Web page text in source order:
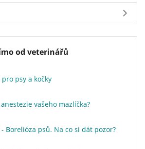
Mikeš pro kočky a ostatní
Mikeš
kotě, dospělá kočka, starší
pro bílou srst, pro dlouhou
podestýlka do toalety
od veterinářů
psy a kočky
vašeho mazlíčka?
Borelióza psů. Na co si dát pozor?